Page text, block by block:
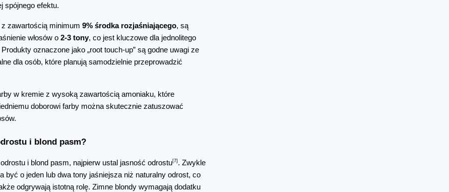
spójnego efektu.
zawartością minimum 9% środka rozjaśniającego, są
włosów o 2-3 tony, co jest kluczowe dla jednolitego
oznaczone jako „root touch-up” są godne uwagi ze
dla osób, które planują samodzielnie przeprowadzić
w kremie z wysoką zawartością amoniaku, które
doborowi farby można skutecznie zatuszować
i blond pasm?
i blond pasm, najpierw ustal jasność odrostu[7] . Zwykle
być o jeden lub dwa tony jaśniejsza niż naturalny odrost, co
odgrywają istotną rolę. Zimne blondy wymagają dodatku